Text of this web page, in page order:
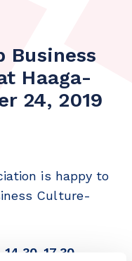
Business
Haaga-
24, 2019
is happy to
Culture-
17.30